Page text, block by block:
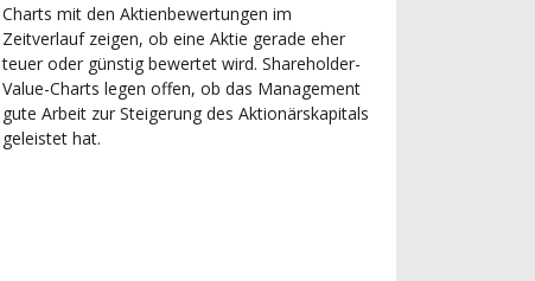
Charts mit den Aktienbewertungen im
Zeitverlauf zeigen, ob eine Aktie gerade eher
teuer oder günstig bewertet wird. Shareholder-
Value-Charts legen offen, ob das Management
gute Arbeit zur Steigerung des Aktionärskapitals
geleistet hat.